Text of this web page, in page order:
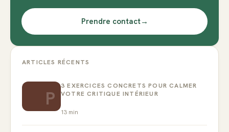
Prendre contact→
ARTICLES RÉCENTS
P
3 EXERCICES CONCRETS POUR CALMER
VOTRE CRITIQUE INTÉRIEUR
13 min